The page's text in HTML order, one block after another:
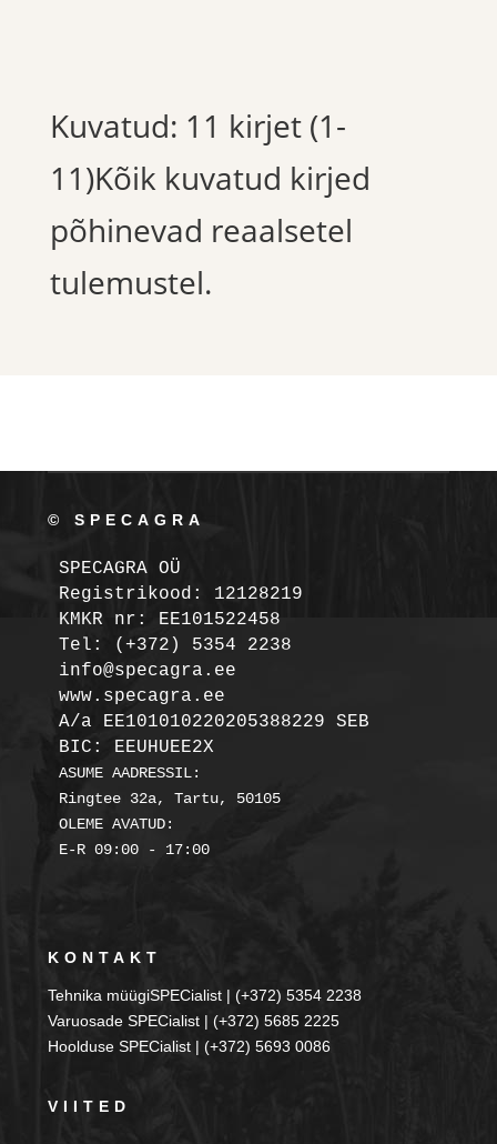
Kuvatud: 11 kirjet (1-
11)Kõik kuvatud kirjed
põhinevad reaalsetel
tulemustel.
© SPECAGRA
SPECAGRA OÜ
Registrikood: 12128219
KMKR nr: EE101522458
Tel: (+372) 5354 2238
info@specagra.ee
A/a EE101010220205388229 SEB
BIC: EEUHUEE2X
ASUME AADRESSIL:
Ringtee 32a, Tartu, 50105
OLEME AVATUD:
E-R 09:00 - 17:00
KONTAKT
Tehnika müügiSPECialist | (+372) 5354 2238
Varuosade SPECialist | (+372) 5685 2225
Hoolduse SPECialist | (+372) 5693 0086
VIITED